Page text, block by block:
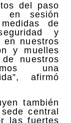
del paso
en sesión
de
y
en nuestros
y muelles
nuestros
una
afirmó
también
central
las fuertes